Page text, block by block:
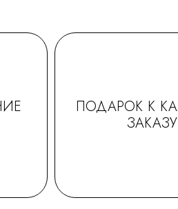
ПОДАРОК К
ЗАКАЗУ